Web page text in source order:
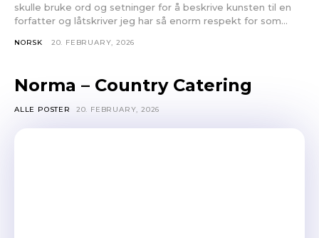
skulle bruke ord og setninger for å beskrive kunsten til en
forfatter og låtskriver jeg har så enorm respekt for som...
NORSK 20. FEBRUARY, 2026
Norma – Country Catering
ALLE POSTER 20. FEBRUARY, 2026